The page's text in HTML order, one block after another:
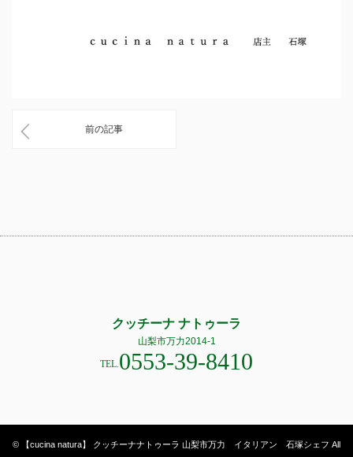
前の記事
クッチーナ ナトゥーラ
山梨市万力2014-1
TEL.0553-39-8410
© 【cucina natura】 クッチーナナトゥーラ 山梨市万力 イタリアン 石塚シェフ All